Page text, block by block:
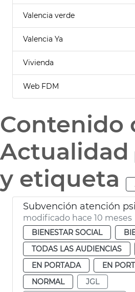
Valencia verde
Valencia Ya
Vivienda
Web FDM
Contenido
Actualidad
y etiqueta
modificado hace 10 meses
BIENESTAR SOCIAL
TODAS LAS AUDIENCIAS
EN PORTADA
EN
NORMAL
JGL